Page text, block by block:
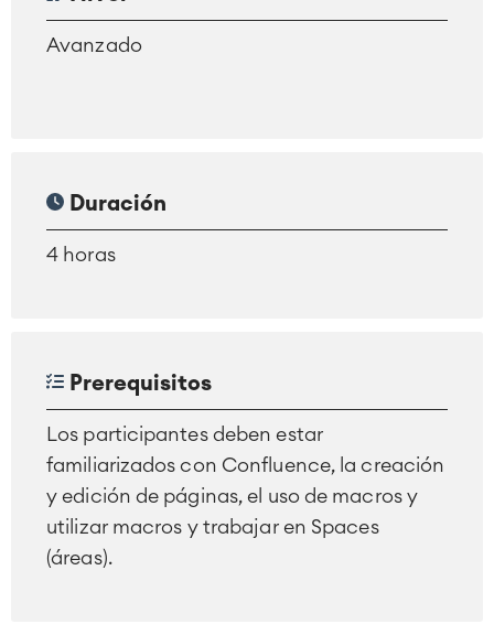
Avanzado
Duración
4 horas
Prerequisitos
Los participantes deben estar
familiarizados con Confluence, la creación
y edición de páginas, el uso de macros y
utilizar macros y trabajar en Spaces
(áreas).